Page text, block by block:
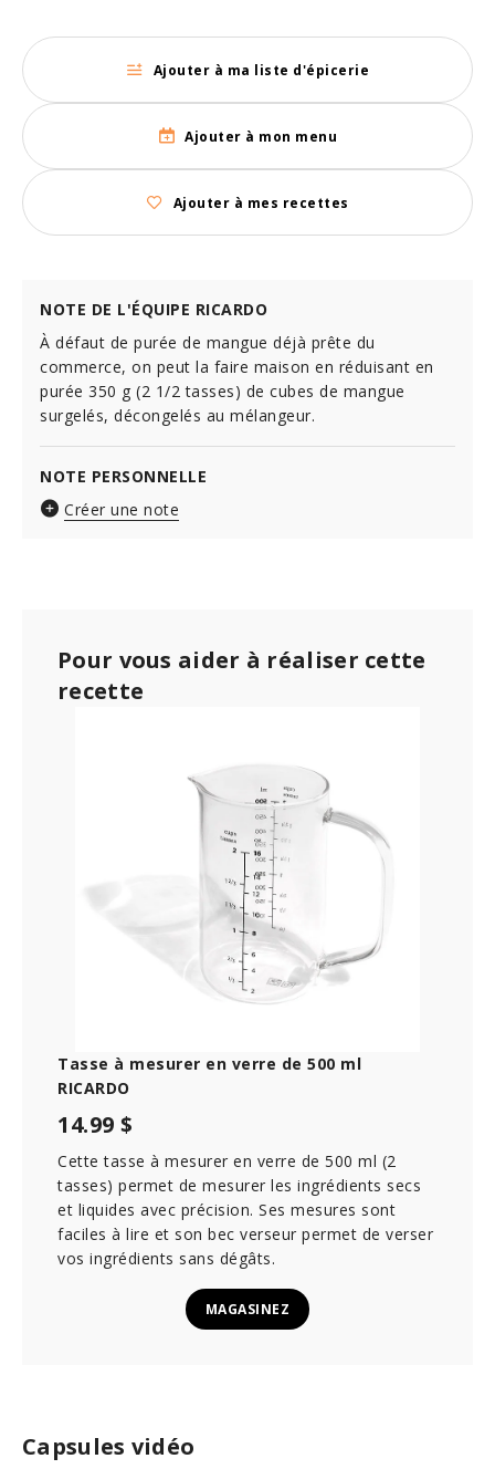
Capsules vidéo
Ajouter à ma liste d'épicerie
Ajouter à mon menu
Ajouter à mes recettes
NOTE DE L'ÉQUIPE RICARDO
À défaut de purée de mangue déjà prête du
commerce, on peut la faire maison en réduisant en
purée 350 g (2 1/2 tasses) de cubes de mangue
surgelés, décongelés au mélangeur.
NOTE PERSONNELLE
Créer une note
Pour vous aider à réaliser cette
recette
Tasse à mesurer en verre de 500 ml
RICARDO
14.99 $
Cette tasse à mesurer en verre de 500 ml (2
tasses) permet de mesurer les ingrédients secs
et liquides avec précision. Ses mesures sont
faciles à lire et son bec verseur permet de verser
vos ingrédients sans dégâts.
MAGASINEZ